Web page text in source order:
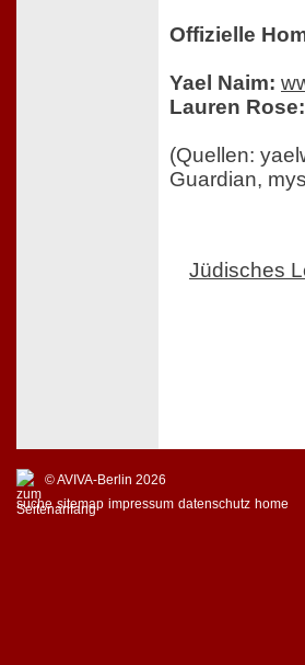
Offizielle
Yael Naim:
Lauren Rose:
(Quellen:
Guardian,
Jüdisches
© AVIVA-Berlin 2026
suche sitemap impressum datenschutz home